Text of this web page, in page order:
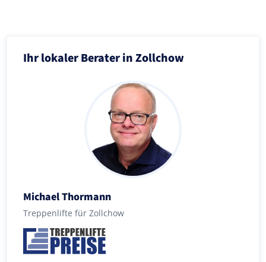
Ihr lokaler Berater in Zollchow
Michael Thormann
Treppenlifte für Zollchow